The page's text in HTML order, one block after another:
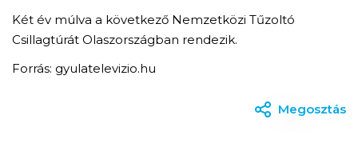
Két év múlva a következő Nemzetközi Tűzoltó
Csillagtúrát Olaszországban rendezik.
Forrás: gyulatelevizio.hu
Megosztás